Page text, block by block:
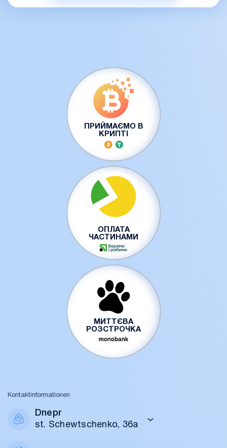
ПРИЙМАЄМО В
КРИПТІ
ОПЛАТА
ЧАСТИНАМИ
МИТТЄВА
РОЗСТРОЧКА
Kontaktinformationen
Dnepr
st. Schewtschenko, 36a